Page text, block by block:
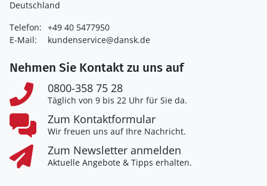
Deutschland
Telefon: +49 40 5477950
E-Mail:
kundenservice@dansk.de
Nehmen Sie Kontakt zu uns auf
0800-358 75 28
Täglich von 9 bis 22 Uhr für Sie da.
Zum Kontaktformular
Wir freuen uns auf Ihre Nachricht.
Zum Newsletter anmelden
Aktuelle Angebote & Tipps erhalten.